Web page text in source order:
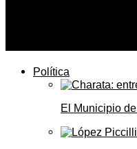
Política
El Municipio